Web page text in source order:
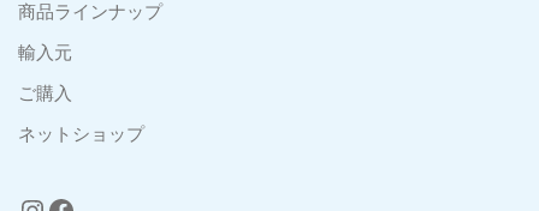
商品ラインナップ
輸入元
ご購入
ネットショップ